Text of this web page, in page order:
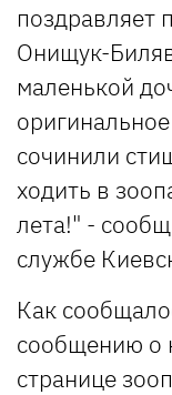
поздравляет
Онищук-
маленькой
сочинили
ходить в
лета!" -
службе
Как
сообщению о
странице